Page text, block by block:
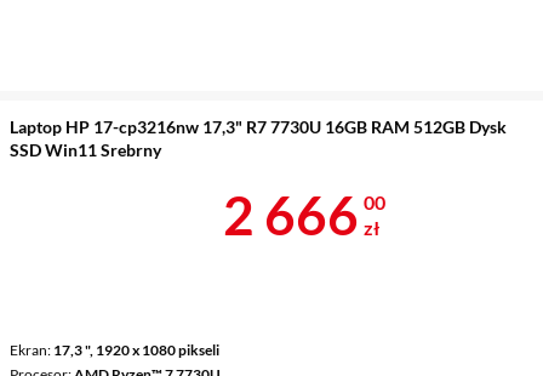
Laptop HP 17-cp3216nw 17,3" R7 7730U 16GB RAM 512GB Dysk
SSD Win11 Srebrny
Ekran 17,3 ", 1920 x 1080 pikseli
Cena 2 666 zł
2 666 00
zł